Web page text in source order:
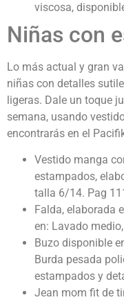
viscosa,
Niñas con
Lo más actual y gran
niñas con detalles
ligeras. Dale un toque
semana, usando
encontrarás en el
Vestido manga
estampados,
talla 6/14. Pag
Falda, elaborada
en: Lavado
Buzo disponible
Burda pesada
estampados y
Jean mom fit de